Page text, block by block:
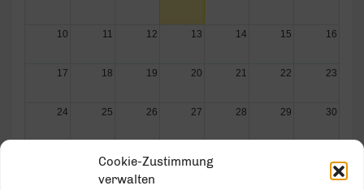
Cookie-Zustimmung
verwalten
10 11 12 13 14 15 16
17 18 19 20 21 22 23
24 25 26 27 28 29 30